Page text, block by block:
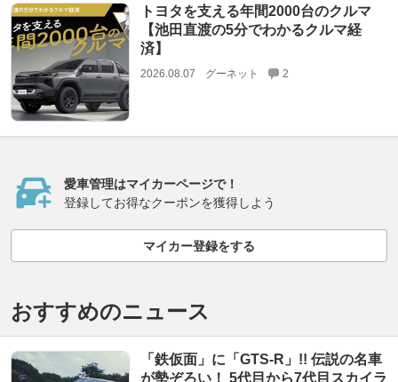
トヨタを支える年間2000台のクルマ
【池田直渡の5分でわかるクルマ経
済】
2026.08.07 グーネット 2
愛車管理はマイカーページで！
登録してお得なクーポンを獲得しよう
マイカー登録をする
おすすめのニュース
「鉄仮面」に「GTS-R」!! 伝説の名車
が勢ぞろい！ 5代目から7代目スカイラ